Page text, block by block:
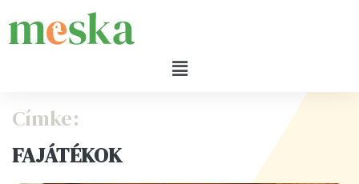
Címke:
FAJÁTÉKOK